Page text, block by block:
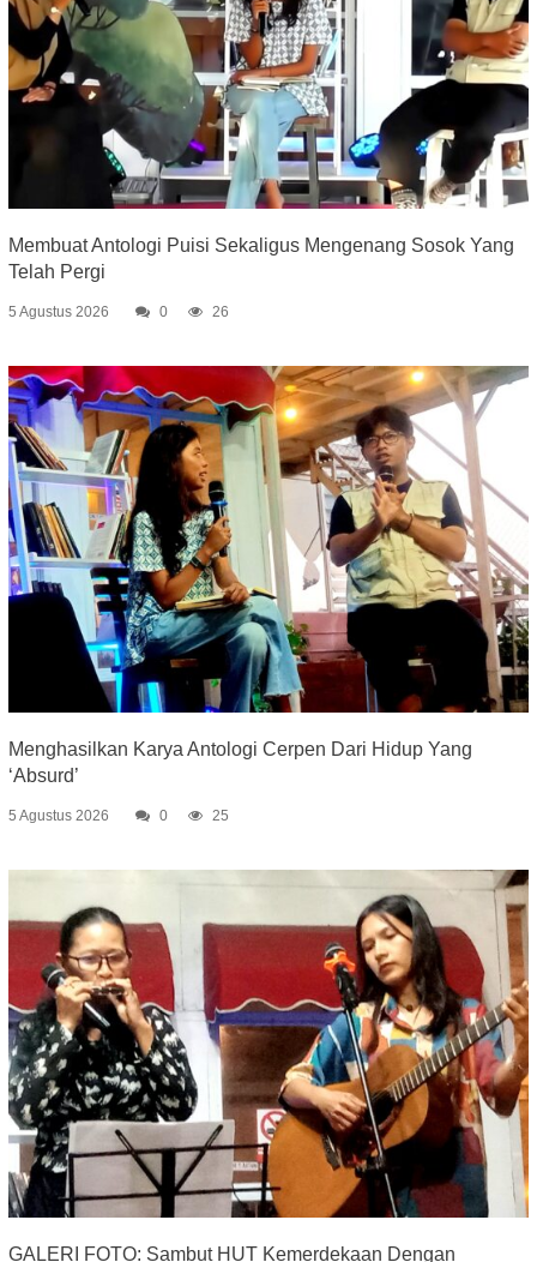
Membuat Antologi Puisi Sekaligus Mengenang Sosok Yang
Telah Pergi
5 Agustus 2026 0 26
Menghasilkan Karya Antologi Cerpen Dari Hidup Yang
‘Absurd’
5 Agustus 2026 0 25
GALERI FOTO: Sambut HUT Kemerdekaan Dengan